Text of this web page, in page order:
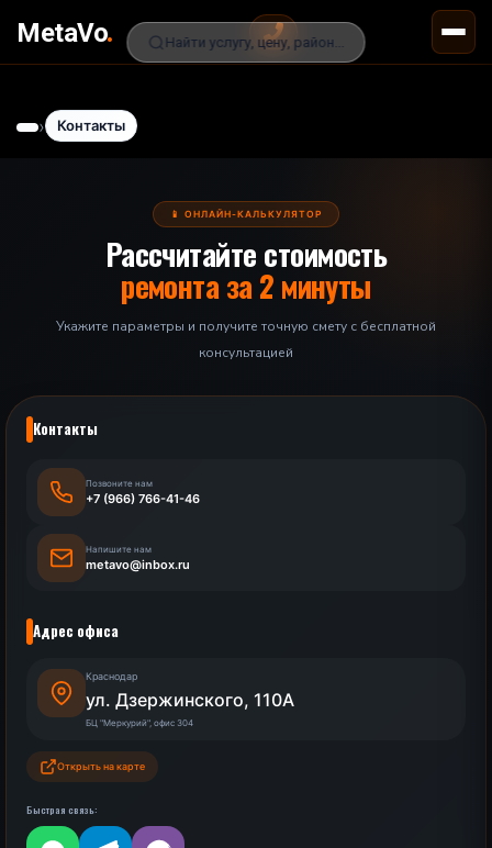
MetaVo.
› Контакты
📱 ОНЛАЙН-КАЛЬКУЛЯТОР
Рассчитайте стоимость
ремонта за 2 минуты
Укажите параметры и получите точную смету с бесплатной
консультацией
Контакты
Позвоните нам
+7 (966) 766-41-46
Напишите нам
metavo@inbox.ru
Адрес офиса
Краснодар
ул. Дзержинского, 110А
БЦ "Меркурий", офис 304
Открыть на карте
Быстрая связь:
Найти услугу, цену, район...